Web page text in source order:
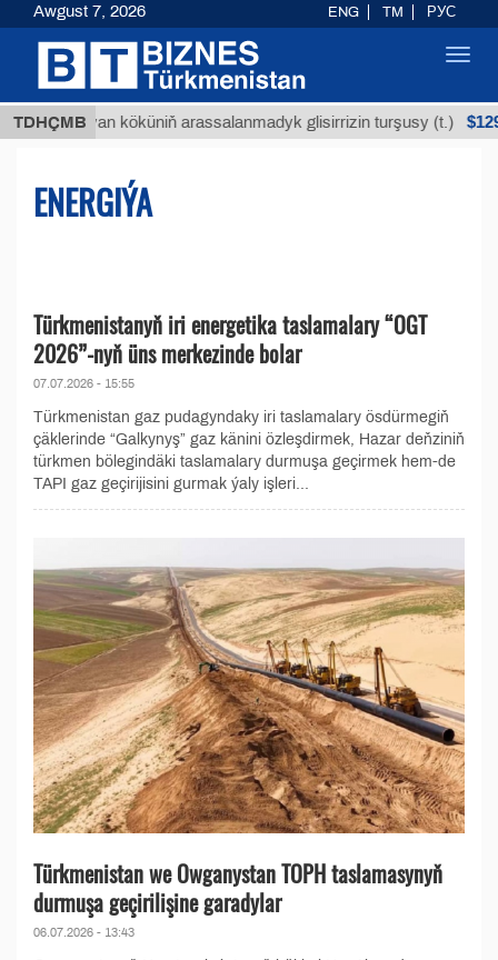
TDHÇMB
köküniň arassalanmadyk glisirrizin turşusy (t.) $12935,18
ENERGIÝA
Türkmenistanyň iri energetika taslamalary “OGT
2026”-nyň üns merkezinde bolar
07.07.2026 - 15:55
Türkmenistan gaz pudagyndaky iri taslamalary ösdürmegiň
çäklerinde “Galkynyş” gaz känini özleşdirmek, Hazar deňziniň
türkmen bölegindäki taslamalary durmuşa geçirmek hem-de
TAPI gaz geçirijisini gurmak ýaly işleri...
Türkmenistan we Owganystan TOPH taslamasynyň
durmuşa geçirilişine garadylar
06.07.2026 - 13:43
Awgust 7, 2026 ENG TM РУС